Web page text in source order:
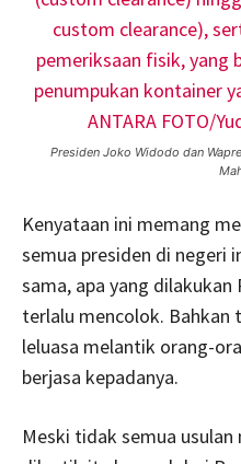
Presiden Joko Widodo dan
Kenyataan ini memang
semua presiden di negeri
sama, apa yang
terlalu mencolok. Bahkan
leluasa melantik orang-
berjasa kepadanya.
Meski tidak semua